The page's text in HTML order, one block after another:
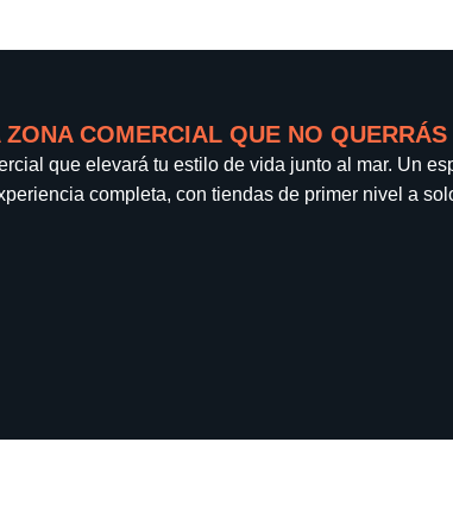
ZONA COMERCIAL QUE NO QUERRÁS
que elevará tu estilo de vida junto al mar. Un
completa, con tiendas de primer nivel a